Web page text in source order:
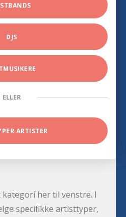
DJS
ELLER
ARTISTER
her til venstre. I
specifikke artisttyper,